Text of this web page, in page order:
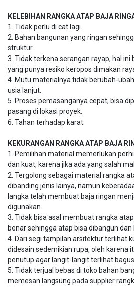
KELEBIHAN RANGKA ATAP BAJA
1. Tidak perlu di cat lagi.
2. Bahan bangunan yang ringan
struktur.
3. Tidak terkena serangan rayap, hal ini
yang punya resiko keropos dimakan
4. Mutu materialnya tidak berubah-
usia lanjut.
5. Proses pemasanganya cepat, bisa
pasang di lokasi proyek.
6. Tahan terhadap karat.
KEKURANGAN RANGKA ATAP BAJA
1. Pemilihan material memerlukan
dan kuat, karena jika ada yang salah
2. Tergolong sebagai material rangka
dibanding jenis lainya, namun
langka telah membuat baja ringan
digunakan.
3. Tidak bisa asal membuat rangka
benar sehingga atap bisa dibangun
4. Dari segi tampilan arsitektur terlihat
didesain sedemikian rupa, oleh karena
penutup agar langit-langit terlihat bagus.
5. Tidak terjual bebas di toko bahan
memesan langsung pada supplier